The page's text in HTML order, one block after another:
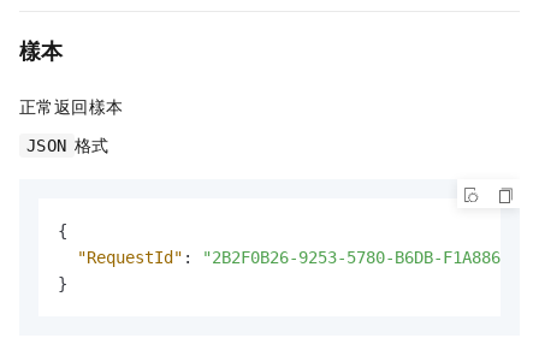
樣本
正常返回樣本
JSON 格式
{
"RequestId" :
"2B2F0B26-9253-5780-B6DB-
}